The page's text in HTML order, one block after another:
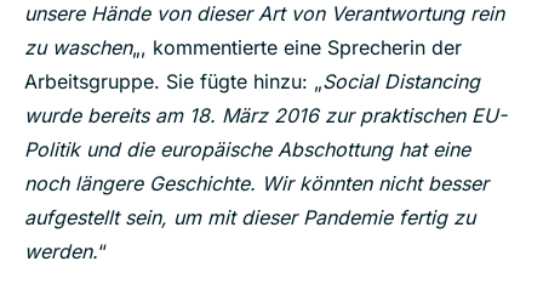
unsere Hände von dieser Art von Verantwortung rein
zu waschen„, kommentierte eine Sprecherin der
Arbeitsgruppe. Sie fügte hinzu: „Social Distancing
wurde bereits am 18. März 2016 zur praktischen EU-
Politik und die europäische Abschottung hat eine
noch längere Geschichte. Wir könnten nicht besser
aufgestellt sein, um mit dieser Pandemie fertig zu
werden.“